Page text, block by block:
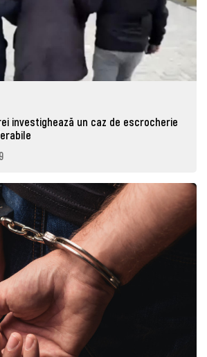
investighează un caz de escrocherie